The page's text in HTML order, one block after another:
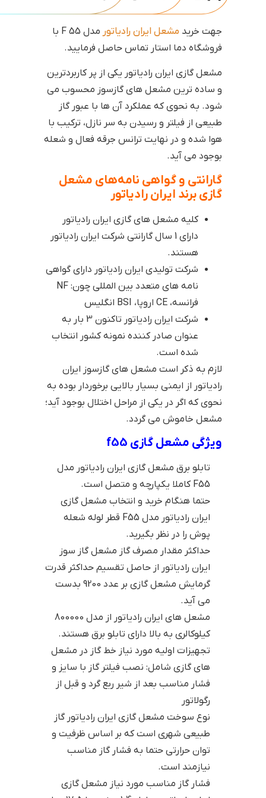
جهت خرید مشعل ایران رادیاتور
مدل F 55 با
فروشگاه دما استار تماس حاصل فرمایید.
مشعل گازی ایران رادیاتور یکی از پر کاربردترین
و ساده ترین مشعل های گازسوز محسوب می
شود. به نحوی که عملکرد آن ها با عبور گاز
طبیعی از فیلتر و رسیدن به سر نازل، ترکیب با
هوا شده و در نهایت ترانس جرقه فعال و شعله
بوجود می آید.
گارانتی و گواهی نامه‌های مشعل
گازی برند ایران رادیاتور
کلیه مشعل های گازی ایران رادیاتور
دارای 1 سال گارانتی شرکت ایران رادیاتور
هستند.
شرکت تولیدی ایران رادیاتور دارای گواهی
نامه های متعدد بین المللی چون: NF
فرانسه، CE اروپا، BSI انگلیس
شرکت ایران رادیاتور تاکنون 3 بار به
عنوان صادر کننده نمونه کشور انتخاب
شده است.
لازم به ذکر است مشعل های گازسوز ایران
رادیاتور از ایمنی بسیار بالایی برخوردار بوده به
نحوی که اگر در یکی از مراحل اختلال بوجود آید؛
مشعل خاموش می گردد.
ویژگی مشعل گازی f55
تابلو برق مشعل گازی ایران رادیاتور مدل
F55 کاملا یکپارچه و متصل است.
حتما هنگام خرید و انتخاب مشعل گازی
ایران رادیاتور مدل F55 قطر لوله شعله
پوش را در نظر بگیرید.
حداکثر مقدار مصرف گاز مشعل گاز سوز
ایران رادیاتور از حاصل تقسیم حداکثر قدرت
گرمایش مشعل گازی بر عدد 9200 بدست
می آید.
مشعل های ایران رادیاتور از مدل 800000
کیلوکالری به بالا دارای تابلو برق هستند.
تجهیزات اولیه مورد نیاز خط گاز در مشعل
های گازی شامل: نصب فیلتر گاز با سایز و
فشار مناسب بعد از شیر ربع گرد و قبل از
رگولاتور
نوع سوخت مشعل گازی ایران رادیاتور گاز
طبیعی شهری است که بر اساس ظرفیت و
توان حرارتی حتما به فشار گاز مناسب
نیازمند است.
فشار گاز مناسب مورد نیاز مشعل گازی